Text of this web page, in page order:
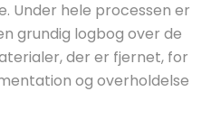
Under hele processen er
grundig logbog over de
der er fjernet, for
og overholdelse